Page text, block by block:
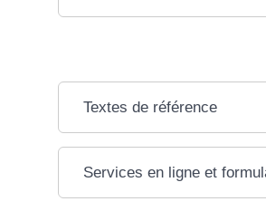
Textes de référence
Services en ligne et